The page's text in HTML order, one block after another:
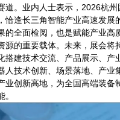
道。业内人士表示，2026杭
恰逢长三角智能产业高速发展
的全面检阅，也是赋能产业高
源的重要载体。未来，展会将
搭建技术交流、产品展示、产
人技术创新、场景落地、产业
业创新高地，为全国高端装备